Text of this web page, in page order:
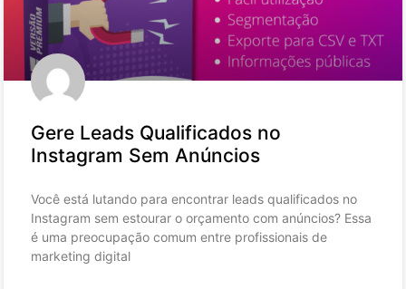
Gere Leads Qualificados no
Instagram Sem Anúncios
Você está lutando para encontrar leads qualificados no
Instagram sem estourar o orçamento com anúncios? Essa
é uma preocupação comum entre profissionais de
marketing digital